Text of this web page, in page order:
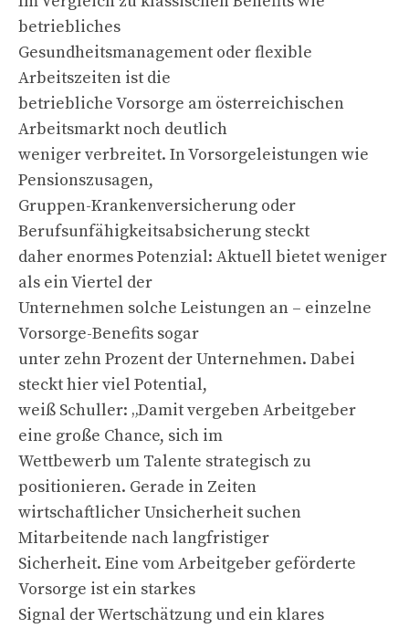
betriebliches
Gesundheitsmanagement oder flexible
Arbeitszeiten ist die
betriebliche Vorsorge am österreichischen
Arbeitsmarkt noch deutlich
weniger verbreitet. In Vorsorgeleistungen wie
Pensionszusagen,
Gruppen-Krankenversicherung oder
Berufsunfähigkeitsabsicherung steckt
daher enormes Potenzial: Aktuell bietet weniger
als ein Viertel der
Unternehmen solche Leistungen an – einzelne
Vorsorge-Benefits sogar
unter zehn Prozent der Unternehmen. Dabei
steckt hier viel Potential,
weiß Schuller: „Damit vergeben Arbeitgeber
eine große Chance, sich im
Wettbewerb um Talente strategisch zu
positionieren. Gerade in Zeiten
wirtschaftlicher Unsicherheit suchen
Mitarbeitende nach langfristiger
Sicherheit. Eine vom Arbeitgeber geförderte
Vorsorge ist ein starkes
Signal der Wertschätzung und ein klares